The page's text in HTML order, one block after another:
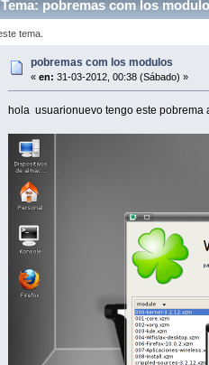
Tema: pobremas com los
tema.
pobremas com los modulos
« en: 31-03-2012, 00:38 (Sábado) »
hola usuarionuevo tengo este pobrema